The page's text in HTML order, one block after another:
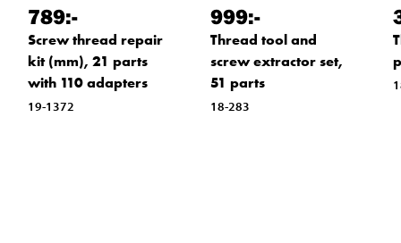
789:-
Screw thread repair
kit (mm), 21 parts
with 110 adapters
19-1372
999:-
Thread tool and
screw extractor set,
51 parts
18-283